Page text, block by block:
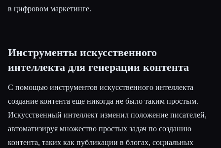
в цифровом маркетинге.
Инструменты искусственного
интеллекта для генерации контента
С помощью инструментов искусственного интеллекта
создание контента еще никогда не было таким простым.
Искусственный интеллект изменил положение писателей,
автоматизируя множество простых задач по созданию
контента, таких как публикации в блогах, социальных